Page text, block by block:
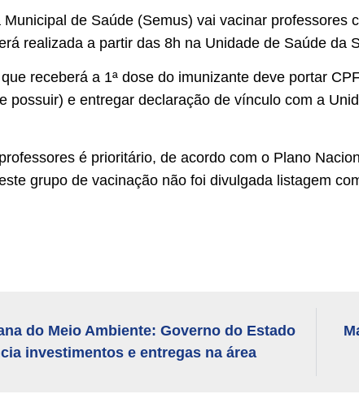
Municipal de Saúde (Semus) vai vacinar professores
realizada a partir das 8h na Unidade de Saúde da
receberá a 1ª dose do imunizante deve portar
possuir) e entregar declaração de vínculo com a
é prioritário, de acordo com o Plano
grupo de vacinação não foi divulgada listagem
do Meio Ambiente: Governo do Estado
investimentos e entregas na área